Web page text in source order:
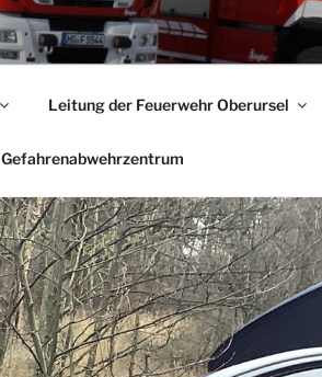
Leitung der Feuerwehr Oberursel
Gefahrenabwehrzentrum